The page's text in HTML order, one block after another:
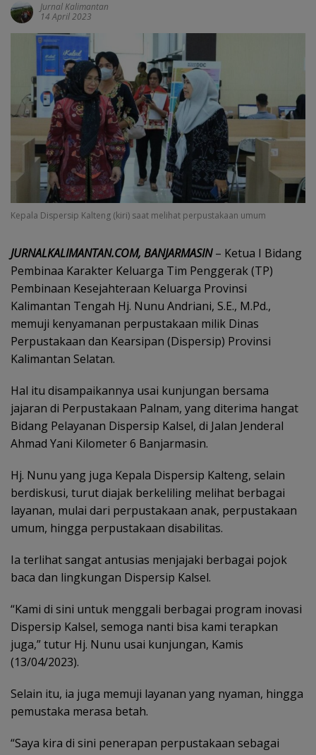
Jurnal Kalimantan
14 April 2023
Kepala Dispersip Kalteng (kiri) saat melihat perpustakaan umum
JURNALKALIMANTAN.COM, BANJARMASIN– Ketua I Bidang
Pembinaa Karakter Keluarga Tim Penggerak (TP)
Pembinaan Kesejahteraan Keluarga Provinsi
Kalimantan Tengah Hj. Nunu Andriani, S.E., M.Pd.,
memuji kenyamanan perpustakaan milik Dinas
Perpustakaan dan Kearsipan (Dispersip) Provinsi
Kalimantan Selatan.
Hal itu disampaikannya usai kunjungan bersama
jajaran di Perpustakaan Palnam, yang diterima hangat
Bidang Pelayanan Dispersip Kalsel, di Jalan Jenderal
Ahmad Yani Kilometer 6 Banjarmasin.
Hj. Nunu yang juga Kepala Dispersip Kalteng, selain
berdiskusi, turut diajak berkeliling melihat berbagai
layanan, mulai dari perpustakaan anak, perpustakaan
umum, hingga perpustakaan disabilitas.
Ia terlihat sangat antusias menjajaki berbagai pojok
baca dan lingkungan Dispersip Kalsel.
“Kami di sini untuk menggali berbagai program inovasi
Dispersip Kalsel, semoga nanti bisa kami terapkan
juga,” tutur Hj. Nunu usai kunjungan, Kamis
(13/04/2023).
Selain itu, ia juga memuji layanan yang nyaman, hingga
pemustaka merasa betah.
“Saya kira di sini penerapan perpustakaan sebagai